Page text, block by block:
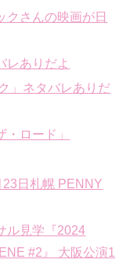
クさんの映画が日
レありだよ
」ネタバレありだ
ロード」
日札幌 PENNY
ル見学『2024
#2』 大阪公演1